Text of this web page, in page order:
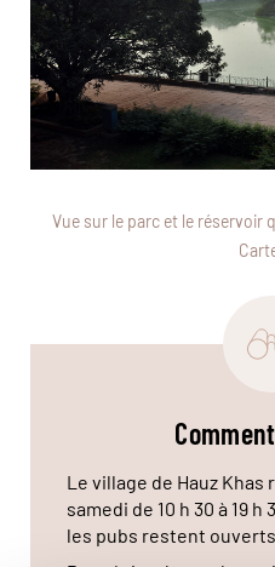
Vue sur le parc et le
Le village de Hauz
samedi de 10 h 30 à 19
les pubs restent